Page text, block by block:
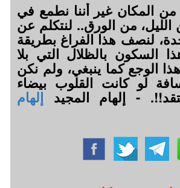
المكان غير أننا نطمع في
من الورق.. لنتكلم عن
لنصف هذا الفراغ بطريقة
السكون بالظلال التي بلا
الوجع كما ينبغي، ولم نكن
لو كانت القلوب بيضاء
- إلهام المجيد إلهام